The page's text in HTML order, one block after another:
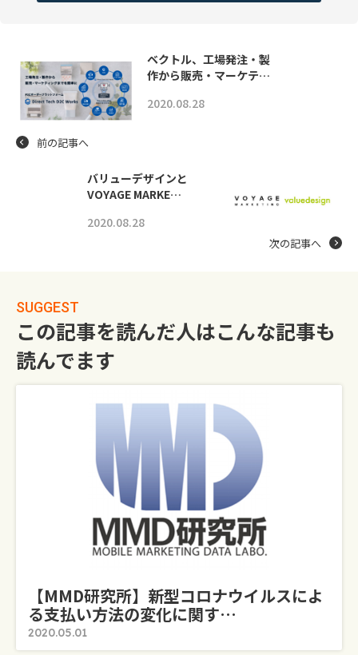
ベクトル、工場発注・製
作から販売・マーケテ…
2020.08.28
前の記事へ
バリューデザインと
VOYAGE MARKE…
2020.08.28
次の記事へ
SUGGEST
この記事を読んだ人はこんな記事も
読んでます
【MMD研究所】新型コロナウイルスによ
る支払い方法の変化に関す…
2020.05.01